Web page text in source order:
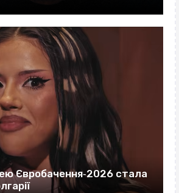
Євробачення‐2026 стала